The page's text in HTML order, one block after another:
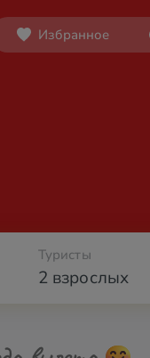
Избранное
2 взрослых
Туристы